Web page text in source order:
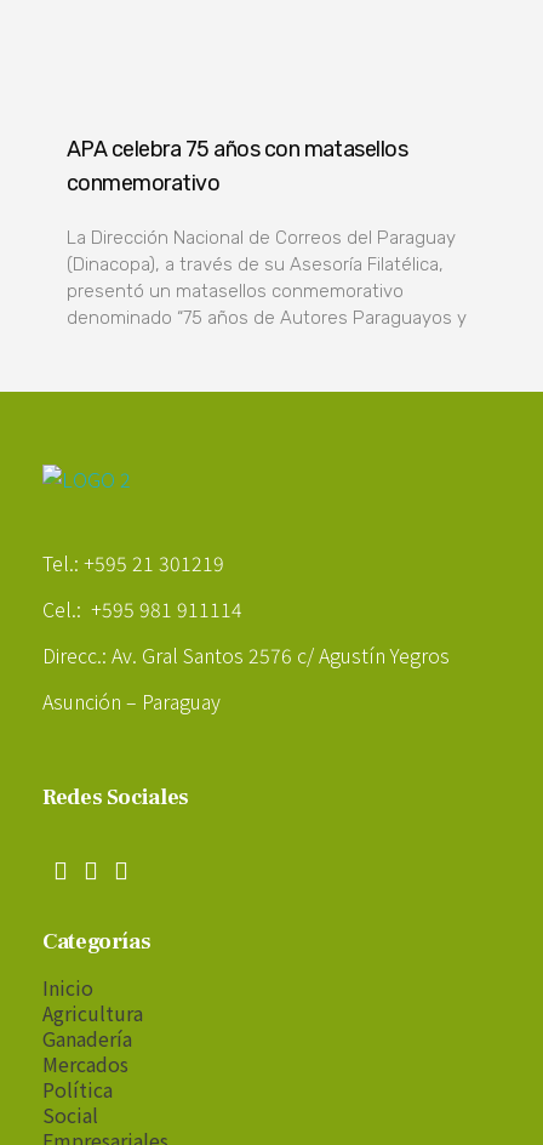
APA celebra 75 años con matasellos
conmemorativo
La Dirección Nacional de Correos del Paraguay
(Dinacopa), a través de su Asesoría Filatélica,
presentó un matasellos conmemorativo
denominado “75 años de Autores Paraguayos y
Tel.: +595 21 301219
Cel.: +595 981 911114
Direcc.: Av. Gral Santos 2576 c/ Agustín Yegros
Asunción – Paraguay
Redes Sociales
Categorías
Inicio
Agricultura
Ganadería
Mercados
Política
Social